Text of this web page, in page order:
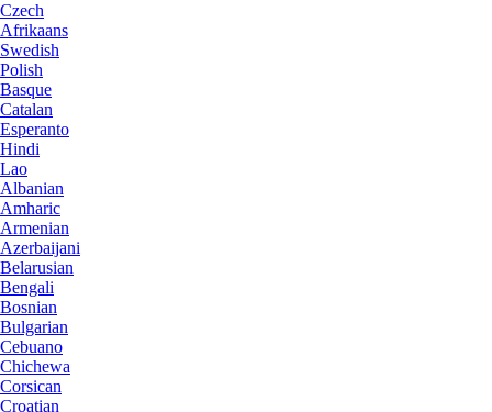
Czech
Afrikaans
Swedish
Polish
Basque
Catalan
Esperanto
Hindi
Lao
Albanian
Amharic
Armenian
Azerbaijani
Belarusian
Bengali
Bosnian
Bulgarian
Cebuano
Chichewa
Corsican
Croatian